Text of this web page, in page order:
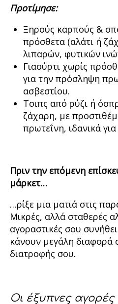
Προτίμησε:
Ξηρούς καρπούς &
πρόσθετα (αλάτι ή
λιπαρών, φυτικών
Γιαούρτι χωρίς
για την πρόσληψη
ασβεστίου.
Τσιπς από ρύζι ή
ζάχαρη, με
πρωτεΐνη, ιδανικά
Πριν την επόμενη
μάρκετ…
…ρίξε μια ματιά στις
Μικρές, αλλά σταθερές
αγοραστικές σου
κάνουν μεγάλη διαφορά
διατροφής σου.
Οι έξυπνες